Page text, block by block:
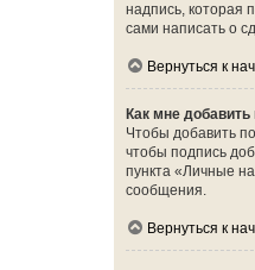
надпись, которая
сами написать о
Вернуться к
Как мне
Чтобы добавить
чтобы подпись
пункта «Личные
сообщения.
Вернуться к